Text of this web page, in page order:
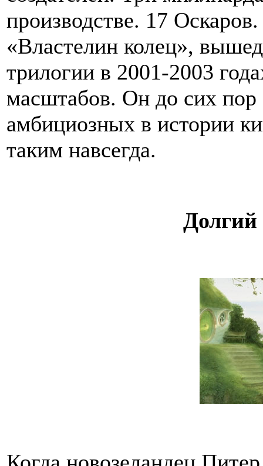
производстве. 17
«Властелин колец»,
трилогии в 2001-2003
масштабов. Он до сих пор
амбициозных в истории
таким навсегда.
Долгий